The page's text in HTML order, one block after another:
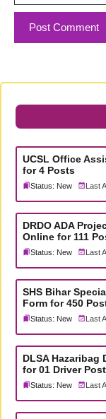
UCSL Office
for 4 Posts
Status: New Last
DRDO ADA
Online for 111
Status: New Last
SHS Bihar
Form for 450
Status: New Last
DLSA Hazaribag
for 01 Driver Post
Status: New Last